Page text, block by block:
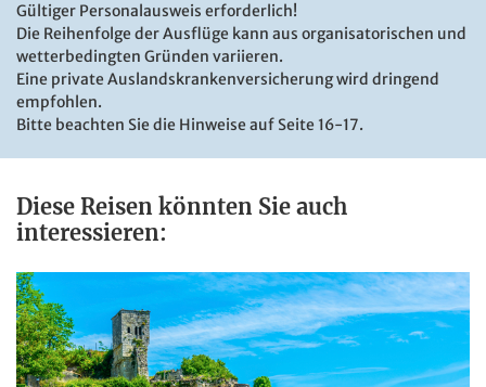
Gültiger Personalausweis erforderlich!
Die Reihenfolge der Ausflüge kann aus organisatorischen und
wetterbedingten Gründen variieren.
Eine private Auslandskrankenversicherung wird dringend
empfohlen.
Bitte beachten Sie die Hinweise auf Seite 16-17.
Diese Reisen könnten Sie auch
interessieren: